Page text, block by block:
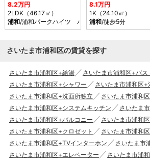
8.2万円
2LDK（46.17㎡）
浦和/浦和パークハイツ バス乗車時間9分 停歩4分
8.1万円
1K（24.10㎡）
浦和/徒歩5分
さいたま市浦和区の賃貸を探す
さいたま市浦和区+給湯
さいたま市浦和区+バス
さいたま市浦和区+シャワー
さいたま市浦和区+
さいたま市浦和区+洗面所独立
さいたま市浦和
さいたま市浦和区+システムキッチン
さいたま
さいたま市浦和区+バルコニー
さいたま市浦和
さいたま市浦和区+クロゼット
さいたま市浦和
さいたま市浦和区+TVインターホン
さいたま市
さいたま市浦和区+エレベーター
さいたま市浦